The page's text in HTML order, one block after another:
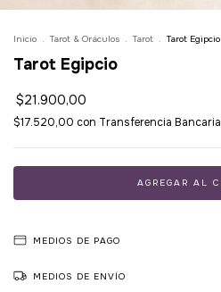
Inicio . Tarot & Oráculos . Tarot . Tarot Egipcio
Tarot Egipcio
$21.900,00
$17.520,00 con Transferencia Bancaria
MEDIOS DE PAGO
MEDIOS DE ENVÍO